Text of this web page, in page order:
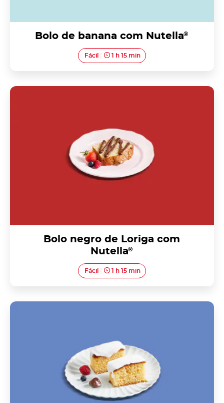
Bolo de banana com Nutella®
Fácil 1 h 15 min
Bolo negro de Loriga com
Nutella®
Fácil 1 h 15 min